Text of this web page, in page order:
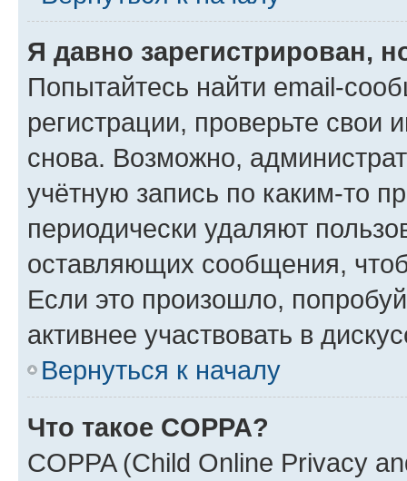
Я давно зарегистрирован,
Попытайтесь найти email-
регистрации, проверьте свои
снова. Возможно,
учётную запись по каким-то
периодически удаляют
оставляющих сообщения,
Если это произошло,
активнее участвовать в
Вернуться к началу
Что такое COPPA?
COPPA (Child Online Privacy